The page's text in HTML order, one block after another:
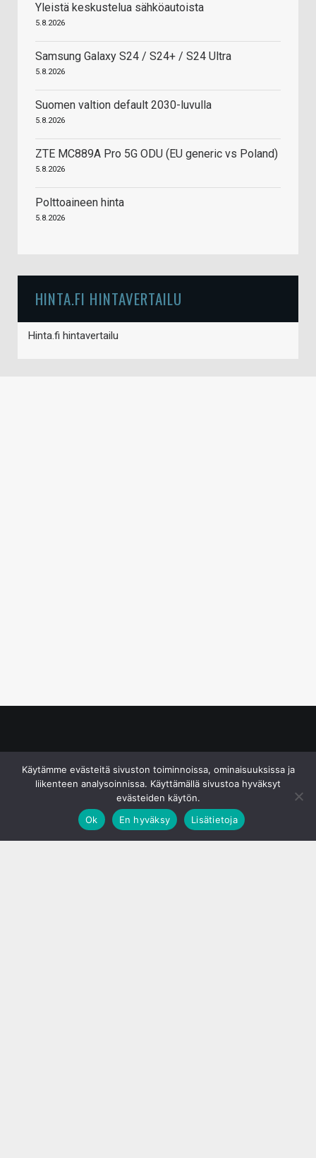
Yleistä keskustelua sähköautoista
5.8.2026
Samsung Galaxy S24 / S24+ / S24 Ultra
5.8.2026
Suomen valtion default 2030-luvulla
5.8.2026
ZTE MC889A Pro 5G ODU (EU generic vs Poland)
5.8.2026
Polttoaineen hinta
5.8.2026
HINTA.FI HINTAVERTAILU
Hinta.fi hintavertailu
Käytämme evästeitä sivuston toiminnoissa, ominaisuuksissa ja
liikenteen analysoinnissa. Käyttämällä sivustoa hyväksyt
evästeiden käytön.
Ok
En hyväksy Lisätietoja